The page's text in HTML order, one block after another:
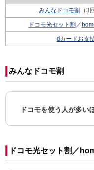
みんなドコモ割 （3
ドコモ光セット割／
dカードお支
みんなドコモ割
ドコモを使う人が多い
ドコモ光セット割／